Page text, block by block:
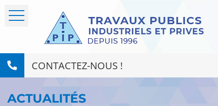
CONTACTEZ-NOUS !
ACTUALITÉS